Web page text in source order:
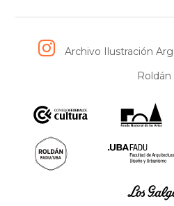
Archivo Ilustración
Roldán